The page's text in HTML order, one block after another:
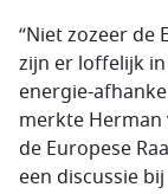
“Niet zozeer de
zijn er loffelijk
energie-
merkte Herman
de Europese
een discussie